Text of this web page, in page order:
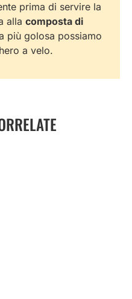
prima di servire la
alla composta di
più golosa possiamo
a velo.